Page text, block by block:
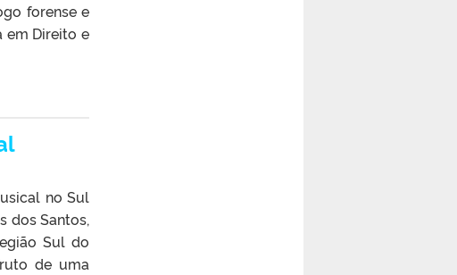
forense e
em Direito e
no Sul
dos Santos,
Sul do
de uma